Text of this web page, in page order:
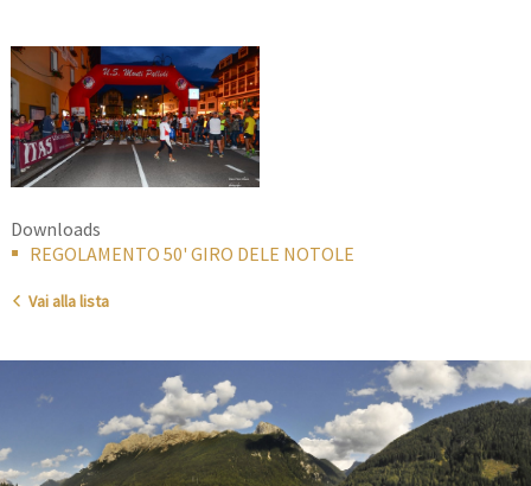
Downloads
REGOLAMENTO 50' GIRO DELE NOTOLE
Vai alla lista